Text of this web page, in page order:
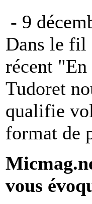
- 9
Dans le fil
récent
Tudoret
qualifie
format de
vous